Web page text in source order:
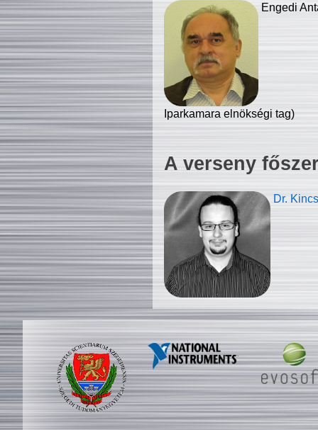
Engedi
Iparkamara elnökségi tag)
A verseny
Dr.